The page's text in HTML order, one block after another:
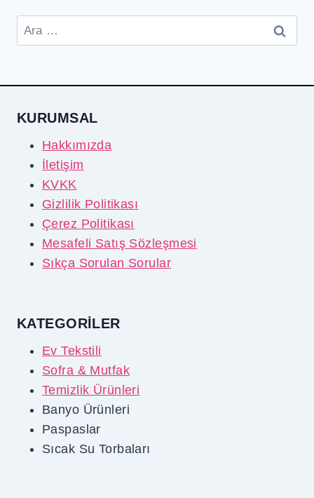
KURUMSAL
Hakkımızda
İletişim
KVKK
Gizlilik Politikası
Çerez Politikası
Mesafeli Satış Sözleşmesi
Sıkça Sorulan Sorular
KATEGORİLER
Ev Tekstili
Sofra & Mutfak
Temizlik Ürünleri
Banyo Ürünleri
Paspaslar
Sıcak Su Torbaları